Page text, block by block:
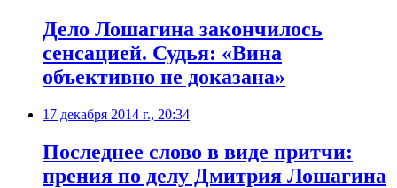
Дело Лошагина закончилось
сенсацией. Судья: «Вина
объективно не доказана»
17 декабря 2014 г., 20:34
Последнее слово в виде притчи:
прения по делу Дмитрия Лошагина